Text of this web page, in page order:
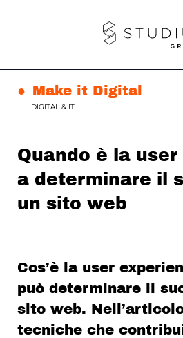
● Make it Digital
DIGITAL & IT
Quando è la
a determinare il
un sito web
Cos’è la user
può determinare il
sito web.
tecniche che